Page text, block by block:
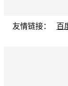
友情链接： 百